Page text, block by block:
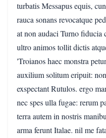
turbatis Messapus equis,
rauca sonans revocatque
at non audaci Turno fiducia
ultro animos tollit dictis
'Troianos haec monstra
auxilium solitum eripuit:
exspectant Rutulos. ergo
nec spes ulla fugae: rerum
terra autem in nostris
arma ferunt Italae. nil me